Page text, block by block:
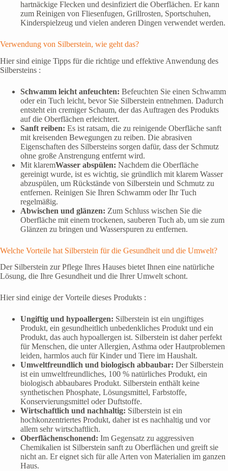
hartnäckige Flecken und desinfiziert die Oberflächen. Er kann
zum Reinigen von Fliesenfugen, Grillrosten, Sportschuhen,
Kinderspielzeug und vielen anderen Dingen verwendet werden.
Verwendung von Silberstein, wie geht das?
Hier sind einige Tipps für die richtige und effektive Anwendung des
Silbersteins :
Schwamm leicht anfeuchten: Befeuchten Sie einen Schwamm
oder ein Tuch leicht, bevor Sie Silberstein entnehmen. Dadurch
entsteht ein cremiger Schaum, der das Auftragen des Produkts
auf die Oberflächen erleichtert.
Sanft reiben: Es ist ratsam, die zu reinigende Oberfläche sanft
mit kreisenden Bewegungen zu reiben. Die abrasiven
Eigenschaften des Silbersteins sorgen dafür, dass der Schmutz
ohne große Anstrengung entfernt wird.
Mit klaremWasser abspülen: Nachdem die Oberfläche
gereinigt wurde, ist es wichtig, sie gründlich mit klarem Wasser
abzuspülen, um Rückstände von Silberstein und Schmutz zu
entfernen. Reinigen Sie Ihren Schwamm oder Ihr Tuch
regelmäßig.
Abwischen und glänzen: Zum Schluss wischen Sie die
Oberfläche mit einem trockenen, sauberen Tuch ab, um sie zum
Glänzen zu bringen und Wasserspuren zu entfernen.
Welche Vorteile hat Silberstein für die Gesundheit und die Umwelt?
Der Silberstein zur Pflege Ihres Hauses bietet Ihnen eine natürliche
Lösung, die Ihre Gesundheit und die Ihrer Umwelt schont.
Hier sind einige der Vorteile dieses Produkts :
Ungiftig und hypoallergen: Silberstein ist ein ungiftiges
Produkt, ein gesundheitlich unbedenkliches Produkt und ein
Produkt, das auch hypoallergen ist. Silberstein ist daher perfekt
für Menschen, die unter Allergien, Asthma oder Hautproblemen
leiden, harmlos auch für Kinder und Tiere im Haushalt.
Umweltfreundlich und biologisch abbaubar: Der Silberstein
ist ein umweltfreundliches, 100 % natürliches Produkt, ein
biologisch abbaubares Produkt. Silberstein enthält keine
synthetischen Phosphate, Lösungsmittel, Farbstoffe,
Konservierungsmittel oder Duftstoffe.
Wirtschaftlich und nachhaltig: Silberstein ist ein
hochkonzentriertes Produkt, daher ist es nachhaltig und vor
allem sehr wirtschaftlich.
Oberflächenschonend: Im Gegensatz zu aggressiven
Chemikalien ist Silberstein sanft zu Oberflächen und greift sie
nicht an. Er eignet sich für alle Arten von Materialien im ganzen
Haus.